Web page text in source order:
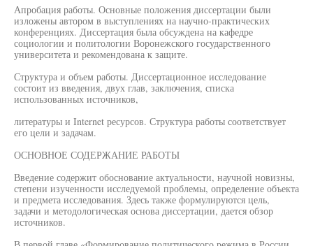
Апробация работы. Основные положения диссертации были
изложены автором в выступлениях на научно-практических
конференциях. Диссертация была обсуждена на кафедре
социологии и политологии Воронежского государственного
университета и рекомендована к защите.
Структура и объем работы. Диссертационное исследование
состоит из введения, двух глав, заключения, списка
использованных источников,
литературы и Internet ресурсов. Структура работы соответствует
его цели и задачам.
ОСНОВНОЕ СОДЕРЖАНИЕ РАБОТЫ
Введение содержит обоснование актуальности, научной новизны,
степени изученности исследуемой проблемы, определение объекта
и предмета исследования. Здесь также формулируются цель,
задачи и методологическая основа диссертации, дается обзор
источников.